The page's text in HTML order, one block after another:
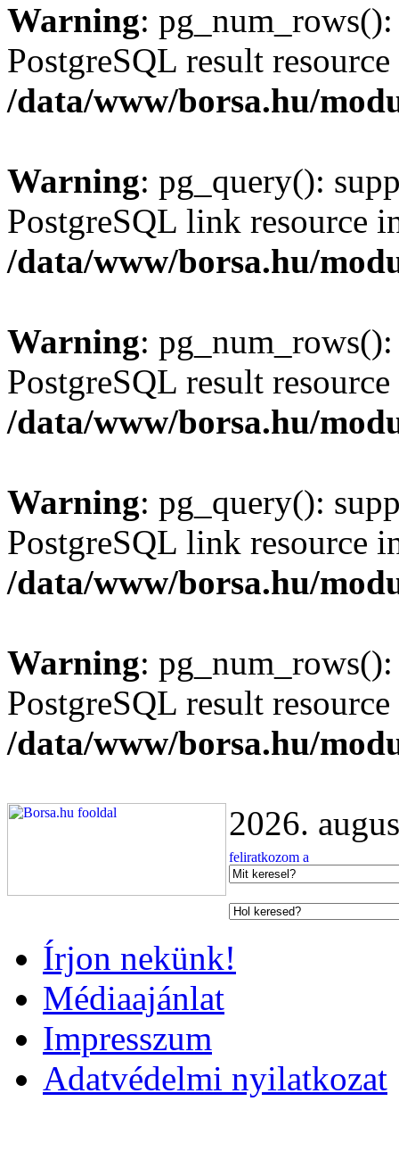
Warning:
PostgreSQL result
/data/www/borsa.hu/
Warning: pg_query():
PostgreSQL link resource
/data/www/borsa.hu/
Warning:
PostgreSQL result
/data/www/borsa.hu/
Warning: pg_query():
PostgreSQL link resource
/data/www/borsa.hu/
Warning:
PostgreSQL result
/data/www/borsa.hu/
2026.
Írjon nekünk!
Médiaajánlat
Impresszum
Adatvédelmi nyilatkozat